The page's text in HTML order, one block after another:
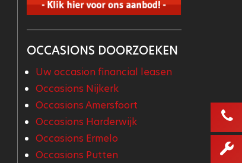
OCCASIONS DOORZOEKEN
Uw occasion financial leasen
Occasions Nijkerk
Occasions Amersfoort
Occasions Harderwijk
Occasions Ermelo
Occasions Putten